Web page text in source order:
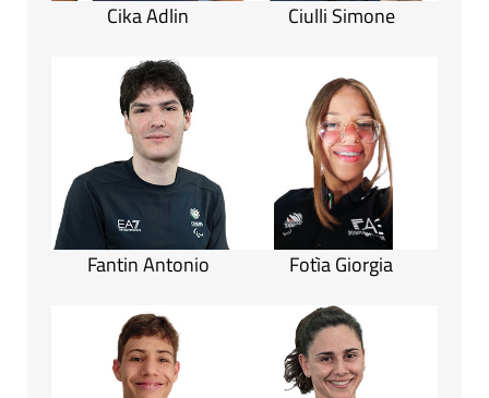
Cika Adlin Ciulli Simone
Fantin Antonio Fotìa Giorgia